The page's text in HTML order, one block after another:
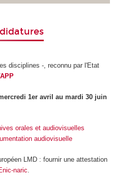
disciplines -, reconnu par l'Etat
1er avril au mardi 30 juin
orales et audiovisuelles
audiovisuelle
LMD: fournir une attestation
naric